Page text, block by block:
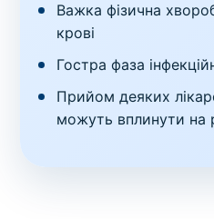
Важка фізична
крові
Гостра фаза
Прийом деяких
можуть вплинути на